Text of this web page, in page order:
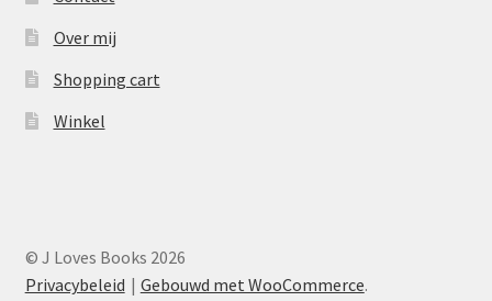
Over mij
Shopping cart
Winkel
© J Loves Books 2026
Privacybeleid
Gebouwd met WooCommerce.